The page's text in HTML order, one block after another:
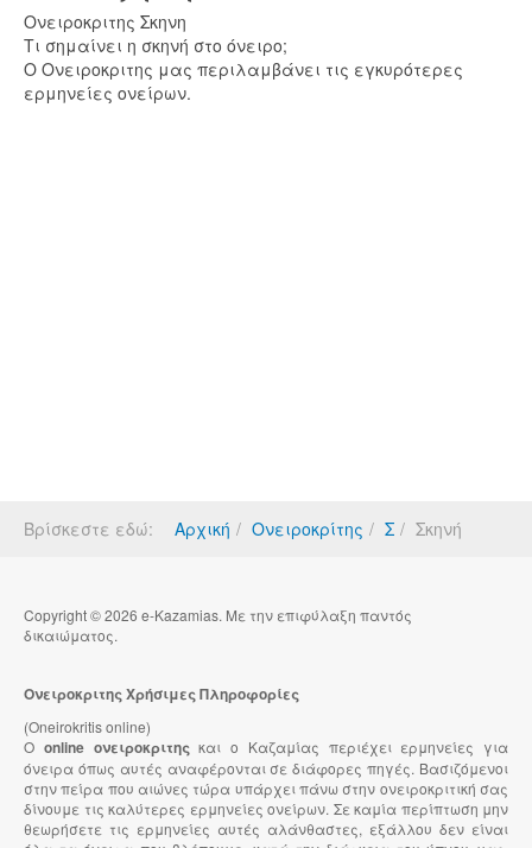
Ονειροκριτης Σκηνη
Τι σημαίνει η σκηνή στο όνειρο;
Ο Ονειροκριτης μας περιλαμβάνει τις εγκυρότερες
ερμηνείες ονείρων.
Βρίσκεστε εδώ: Αρχική Ονειροκρίτης Σ Σκηνή
Copyright © 2026 e-Kazamias. Με την επιφύλαξη παντός
δικαιώματος.
Ονειροκριτης Χρήσιμες Πληροφορίες
(Oneirokritis online)
Ο online ονειροκριτηςκαι ο Καζαμίας περιέχει ερμηνείες για
όνειρα όπως αυτές αναφέρονται σε διάφορες πηγές. Βασιζόμενοι
στην πείρα που αιώνες τώρα υπάρχει πάνω στην ονειροκριτική σας
δίνουμε τις καλύτερες ερμηνείες ονείρων. Σε καμία περίπτωση μην
θεωρήσετε τις ερμηνείες αυτές αλάνθαστες, εξάλλου δεν είναι